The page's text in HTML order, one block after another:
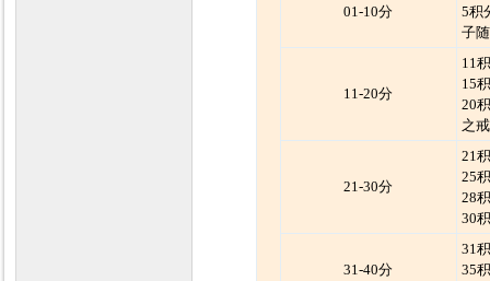
01-10分
5积
子
11-20分
11
15
20
之
21-30分
21
25
28
30
31-40分
31
35